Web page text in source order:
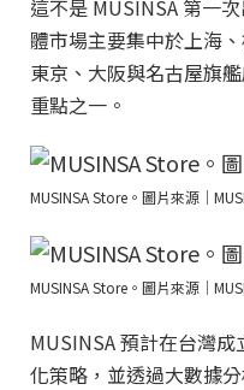
這不是 MUSINSA 第一
體市場主要集中於上海
東京、大阪與名古屋旗
重點之一。
MUSINSA Store。圖片來源｜
MUSINSA Store。圖片來源｜
MUSINSA 預計在台灣
化策略，並透過大數據